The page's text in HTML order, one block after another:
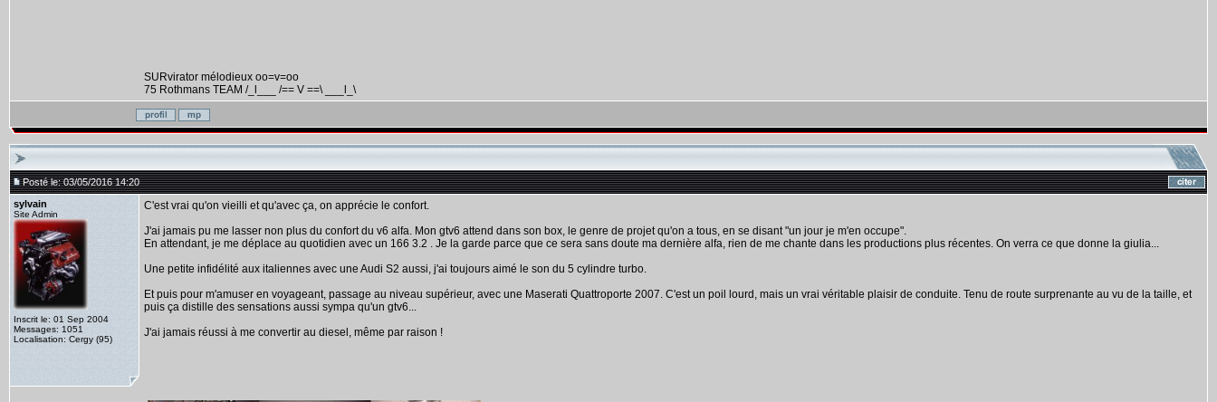
SURvirator mélodieux oo=v=oo
75 Rothmans TEAM /_l___ /== V ==\ ___l_\
Posté le: 03/05/2016 14:20
sylvain
Site Admin
Inscrit le: 01 Sep 2004
Messages: 1051
Localisation: Cergy (95)
C'est vrai qu'on vieilli et qu'avec ça, on apprécie le confort.
J'ai jamais pu me lasser non plus du confort du v6 alfa. Mon gtv6 attend dans son box, le genre de projet qu'on a tous, en se disant "un jour je m'en occupe".
En attendant, je me déplace au quotidien avec un 166 3.2 . Je la garde parce que ce sera sans doute ma dernière alfa, rien de me chante dans les productions plus récentes. On verra ce que donne la giulia...
Une petite infidélité aux italiennes avec une Audi S2 aussi, j'ai toujours aimé le son du 5 cylindre turbo.
Et puis pour m'amuser en voyageant, passage au niveau supérieur, avec une Maserati Quattroporte 2007. C'est un poil lourd, mais un vrai véritable plaisir de conduite. Tenu de route surprenante au vu de la taille, et
puis ça distille des sensations aussi sympa qu'un gtv6...
J'ai jamais réussi à me convertir au diesel, même par raison !